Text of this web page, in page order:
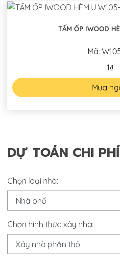
TẤM ỐP IWOOD
Mã:
1₫
Mua
DỰ TOÁN CHI
Chọn loại nhà:
Chọn hình thức xây nhà: